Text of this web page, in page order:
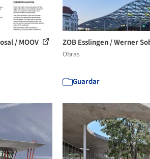
/ MOOV ZOB Esslingen / Werner
Obras
Guardar